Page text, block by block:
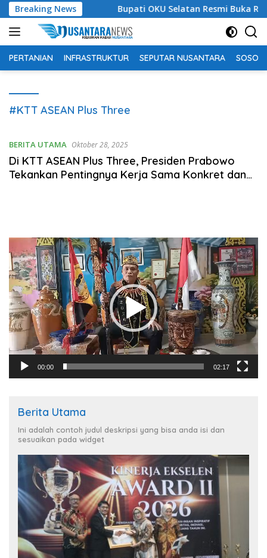
Langsung
ke
konten
Breaking News
Siapa? Bupati OKU Selatan Resmi Buka
PERTANIAN INFRASTRUKTUR SEPUTAR NUSANTARA SOSOK
#KTT ASEAN Plus Three
BERITA UTAMA Oktober 28, 2025
Di KTT ASEAN Plus Three, Presiden Prabowo
Tekankan Pentingnya Kerja Sama Konkret dan
Pemutar
Video
00:00 02:17
Berita Utama
Ini adalah contoh judul deskripsi yang bisa anda isi dan
sesuaikan pada widget